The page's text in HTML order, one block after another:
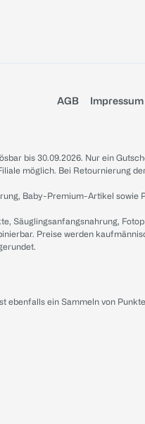
AGB Impressum
bis 30.09.2026. Nur ein
möglich. Bei Retournierung
Baby-Premium-Artikel
Säuglingsanfangsnahrung,
Preise werden
ebenfalls ein Sammeln von